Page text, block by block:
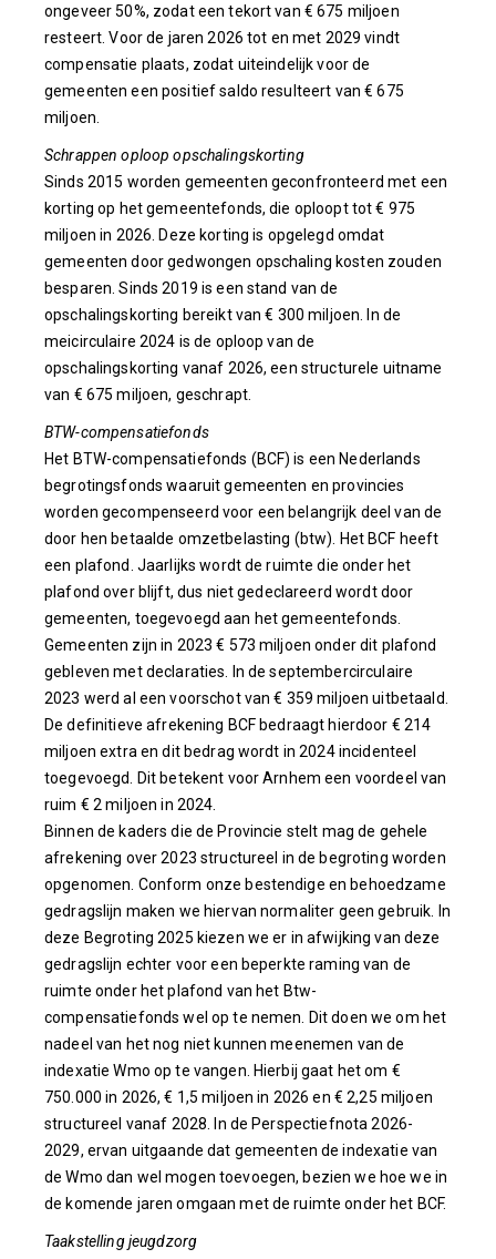
ongeveer 50%, zodat een tekort van € 675 miljoen
resteert. Voor de jaren 2026 tot en met 2029 vindt
compensatie plaats, zodat uiteindelijk voor de
gemeenten een positief saldo resulteert van € 675
miljoen.
Schrappen oploop opschalingskorting
Sinds 2015 worden gemeenten geconfronteerd met een
korting op het gemeentefonds, die oploopt tot € 975
miljoen in 2026. Deze korting is opgelegd omdat
gemeenten door gedwongen opschaling kosten zouden
besparen. Sinds 2019 is een stand van de
opschalingskorting bereikt van € 300 miljoen. In de
meicirculaire 2024 is de oploop van de
opschalingskorting vanaf 2026, een structurele uitname
van € 675 miljoen, geschrapt.
BTW-compensatiefonds
Het BTW-compensatiefonds (BCF) is een Nederlands
begrotingsfonds waaruit gemeenten en provincies
worden gecompenseerd voor een belangrijk deel van de
door hen betaalde omzetbelasting (btw). Het BCF heeft
een plafond. Jaarlijks wordt de ruimte die onder het
plafond over blijft, dus niet gedeclareerd wordt door
gemeenten, toegevoegd aan het gemeentefonds.
Gemeenten zijn in 2023 € 573 miljoen onder dit plafond
gebleven met declaraties. In de septembercirculaire
2023 werd al een voorschot van € 359 miljoen uitbetaald.
De definitieve afrekening BCF bedraagt hierdoor € 214
miljoen extra en dit bedrag wordt in 2024 incidenteel
toegevoegd. Dit betekent voor Arnhem een voordeel van
ruim € 2 miljoen in 2024.
Binnen de kaders die de Provincie stelt mag de gehele
afrekening over 2023 structureel in de begroting worden
opgenomen. Conform onze bestendige en behoedzame
gedragslijn maken we hiervan normaliter geen gebruik. In
deze Begroting 2025 kiezen we er in afwijking van deze
gedragslijn echter voor een beperkte raming van de
ruimte onder het plafond van het Btw-
compensatiefonds wel op te nemen. Dit doen we om het
nadeel van het nog niet kunnen meenemen van de
indexatie Wmo op te vangen. Hierbij gaat het om €
750.000 in 2026, € 1,5 miljoen in 2026 en € 2,25 miljoen
structureel vanaf 2028. In de Perspectiefnota 2026-
2029, ervan uitgaande dat gemeenten de indexatie van
de Wmo dan wel mogen toevoegen, bezien we hoe we in
de komende jaren omgaan met de ruimte onder het BCF.
Taakstelling jeugdzorg